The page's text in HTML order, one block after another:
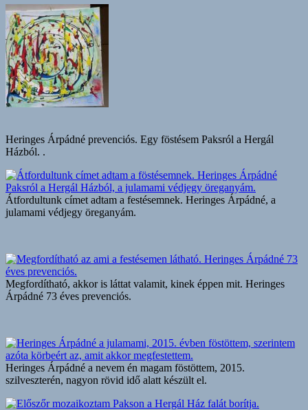
Heringes Árpádné prevenciós. Egy föstésem Paksról a Hergál
Házból. .
Átfordultunk címet adtam a festésemnek. Heringes Árpádné, a
julamami védjegy öreganyám.
Megfordítható, akkor is láttat valamit, kinek éppen mit. Heringes
Árpádné 73 éves prevenciós.
Heringes Árpádné a nevem én magam föstöttem, 2015.
szilveszterén, nagyon rövid idő alatt készült el.